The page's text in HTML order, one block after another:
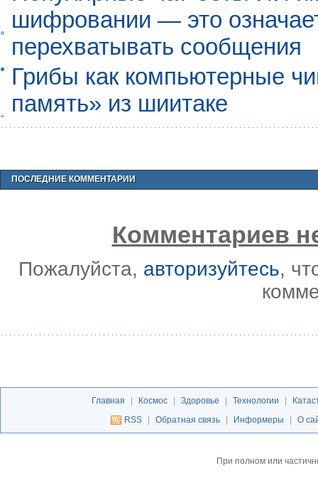
шифровании — это
перехватывать сообщения
Грибы как компьютерные
память» из шиитаке
ПОСЛЕДНИЕ КОММЕНТАРИИ
Комментариев
Пожалуйста, авторизуйтесь,
Главная | Космос | Здоровье | Технологии |
RSS
| Обратная связь | Информеры | О
При полном или